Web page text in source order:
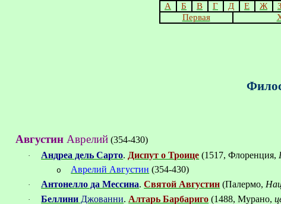
А Б В Г Д Е Ж З
Первая
Августин Аврелий (354-430)
· Андреа дель Сарто. Диспут о Троице (1517, Флоренция,
o Аврелий Августин (354-430)
· Антонелло да Мессина.Святой Августин (Палермо,
· Беллини Джованни. Алтарь Барбариго (1488, Мурано,